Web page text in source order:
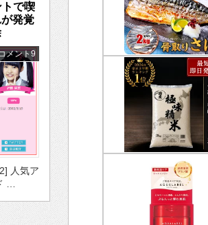
で喫
発覚
メント9
人気ア
…